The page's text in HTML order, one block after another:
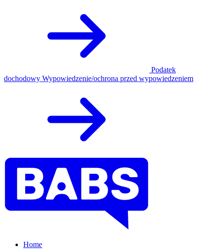
Podatek
dochodowy Wypowiedzenie/ochrona przed wypowiedzeniem
Home